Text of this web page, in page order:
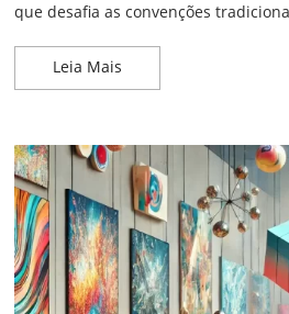
que desafia as convenções
Leia Mais